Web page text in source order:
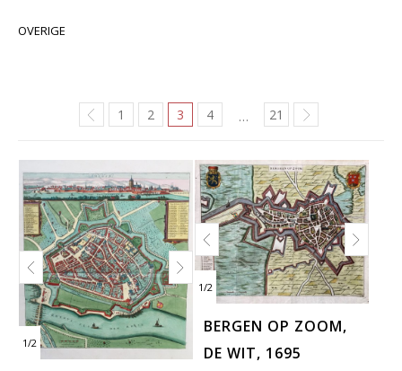
OVERIGE
1 2 3 4 … 21
1/2
1/2
BERGEN OP ZOOM,
DE WIT, 1695